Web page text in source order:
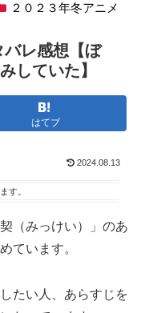
２０２３年冬アニメ
バレ感想【ぼ
していた】
はてブ
2024.08.13
す。
（みっけい）」のあ
ています。
たい人、あらすじを